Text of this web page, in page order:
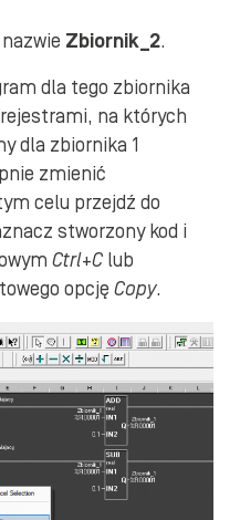
Zbiornik_2.
dla tego zbiornika
na których
dla zbiornika 1
zmienić
celu przejdź do
stworzony kod i
Ctrl+C lub
opcję Copy.